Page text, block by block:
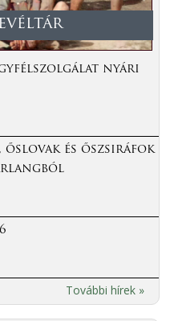
nyári
őslovak és őszsiráfok
További hírek »